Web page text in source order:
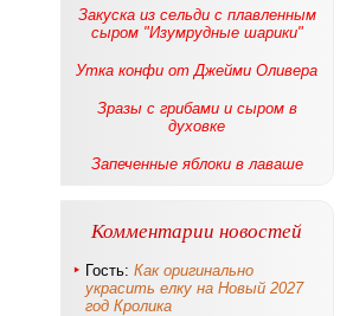
Закуска из сельди с плавленным
сыром "Изумрудные шарики"
Утка конфи от Джейми Оливера
Зразы с грибами и сыром в
духовке
Запеченные яблоки в лаваше
Комментарии новостей
Гость: Как оригинально
украсить елку на Новый 2027
год Кролика